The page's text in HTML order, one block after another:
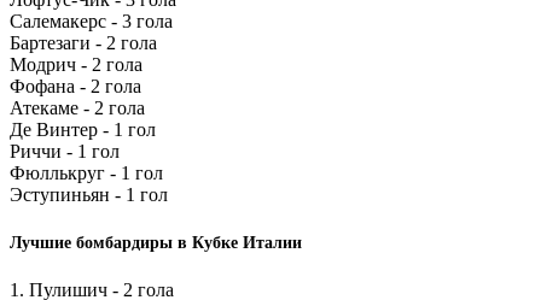
Салемакерс - 3 гола
Бартезаги - 2 гола
Модрич - 2 гола
Фофана - 2 гола
Атекаме - 2 гола
Де Винтер - 1 гол
Риччи - 1 гол
Фюллькруг - 1 гол
Эступиньян - 1 гол
Лучшие бомбардиры в Кубке Италии
1. Пулишич - 2 гола